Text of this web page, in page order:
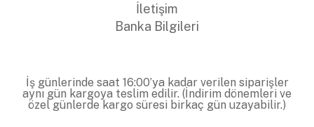
İletişim
Banka Bilgileri
İş günlerinde saat 16:00’ya kadar verilen siparişler
aynı gün kargoya teslim edilir. (İndirim dönemleri ve
özel günlerde kargo süresi birkaç gün uzayabilir.)